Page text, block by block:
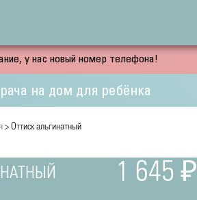
у нас новый номер телефона!
на дом для ребёнка
> Оттиск альгинатный
1 645 ₽